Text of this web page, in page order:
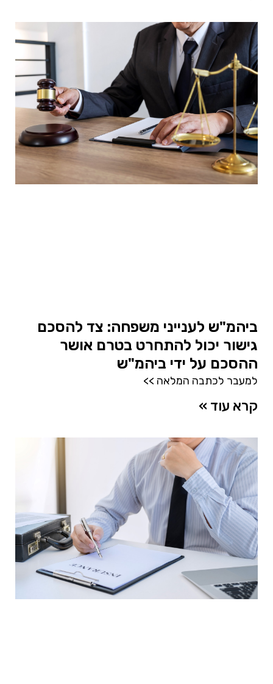
ביהמ"ש לענייני משפחה: צד להסכם
גישור יכול להתחרט בטרם אושר
ההסכם על ידי ביהמ"ש
למעבר לכתבה המלאה >>
קרא עוד »